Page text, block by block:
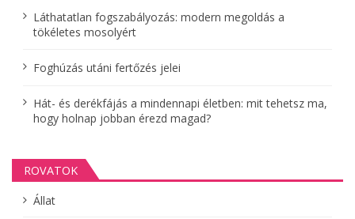
i Láthatatlan fogszabályozás: modern megoldás a
tökéletes mosolyért
Foghúzás utáni fertőzés jelei
Hát- és derékfájás a mindennapi életben: mit tehetsz ma,
hogy holnap jobban érezd magad?
ROVATOK
Állat